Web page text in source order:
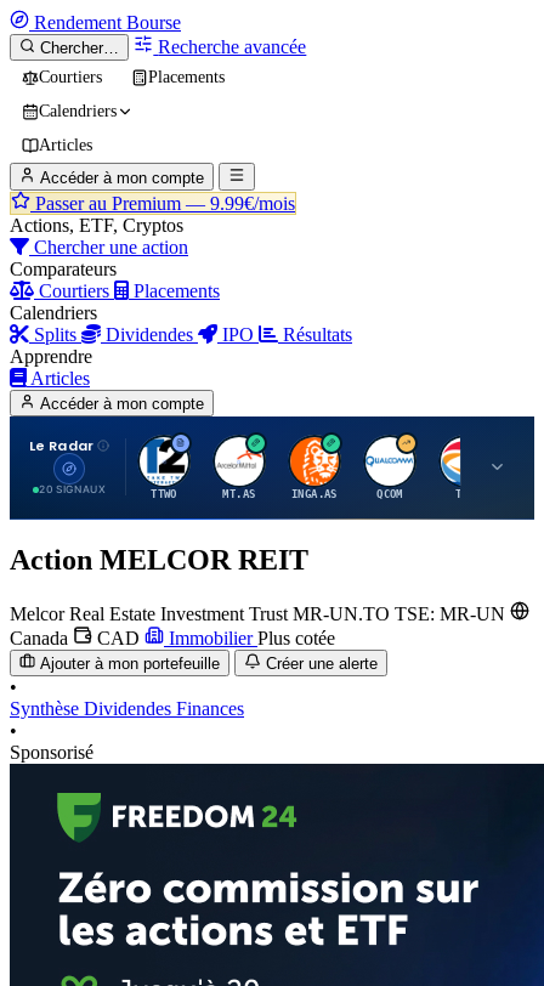
Rendement Bourse
Chercher… Recherche avancée
Courtiers
Placements
Calendriers
Articles
Accéder à mon compte
Passer au Premium — 9.99€/mois
Actions, ETF, Cryptos
Chercher une action
Comparateurs
Courtiers
Placements
Calendriers
Splits
Dividendes IPO
Résultats
Apprendre
Articles
Accéder à mon compte
Le Radar
20 SIGNAUX
T
TTWO
A
MT.AS
I
INGA.AS
Q
QCOM
T
TTE
Action MELCOR REIT
Melcor Real Estate Investment Trust MR-UN.TO TSE: MR-UN
Canada
CAD ImmobilierPlus cotée
Ajouter à mon portefeuille Créer une alerte
•
Synthèse Dividendes Finances
•
Sponsorisé